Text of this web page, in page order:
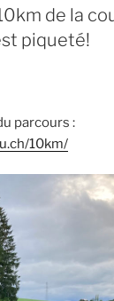
de la
piqueté!
parcours :
10km/